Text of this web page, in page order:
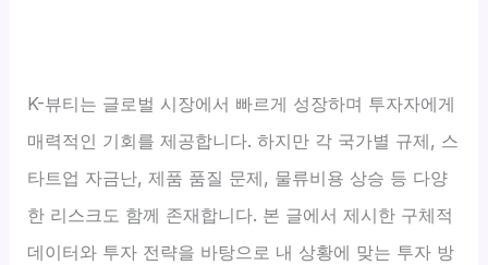
K-뷰티는 글로벌 시장에서 빠르게 성장하며 투자자에게
매력적인 기회를 제공합니다. 하지만 각 국가별 규제, 스
타트업 자금난, 제품 품질 문제, 물류비용 상승 등 다양
한 리스크도 함께 존재합니다. 본 글에서 제시한 구체적
데이터와 투자 전략을 바탕으로 내 상황에 맞는 투자 방